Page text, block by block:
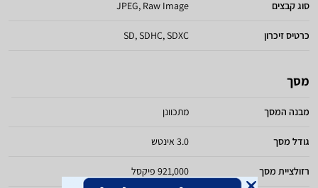
סוג קבצים JPEG, Raw Image
כרטיס זיכרון SD, SDHC, SDXC
מסך
מבנה המסך מתכוונן
גודל מסך 3.0 אינטש
רזולציית מסך 921,000 פיקסל